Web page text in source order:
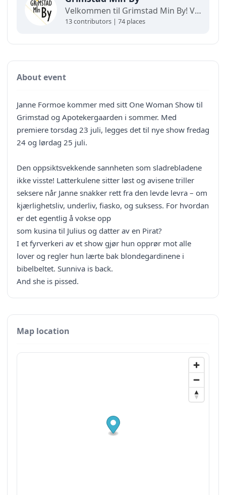
Velkommen til Grimstad Min By! Vi skaper gode sentrumsopplevelser for store og små.
13 contributors | 74 places
About event
Janne Formoe kommer med sitt One Woman Show til
Grimstad og Apotekergaarden i sommer. Med
premiere torsdag 23 juli, legges det til nye show fredag
24 og lørdag 25 juli.
Den oppsiktsvekkende sannheten som sladrebladene
ikke visste! Latterkulene sitter løst og avisene triller
seksere når Janne snakker rett fra den levde levra – om
kjærlighetsliv, underliv, fiasko, og suksess. For hvordan
er det egentlig å vokse opp
som kusina til Julius og datter av en Pirat?
I et fyrverkeri av et show gjør hun opprør mot alle
lover og regler hun lærte bak blondegardinene i
bibelbeltet. Sunniva is back.
And she is pissed.
Map location